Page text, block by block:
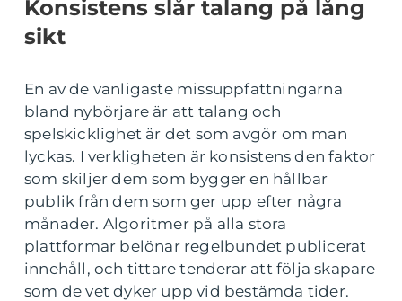
Konsistens slår talang på lång
sikt
En av de vanligaste missuppfattningarna
bland nybörjare är att talang och
spelskicklighet är det som avgör om man
lyckas. I verkligheten är konsistens den faktor
som skiljer dem som bygger en hållbar
publik från dem som ger upp efter några
månader. Algoritmer på alla stora
plattformar belönar regelbundet publicerat
innehåll, och tittare tenderar att följa skapare
som de vet dyker upp vid bestämda tider.